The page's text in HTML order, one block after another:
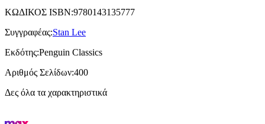
ΚΩΔΙΚΟΣ ISBN:9780143135777
Συγγραφέας:Stan Lee
Εκδότης:Penguin Classics
Αριθμός Σελίδων:400
Δες όλα τα χαρακτηριστικά